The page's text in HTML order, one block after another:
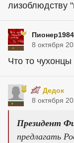
лизоблюдству
Пионер1984
8 октября
Что то чухонцы
Дедок
8 октября
Президент
предлагать